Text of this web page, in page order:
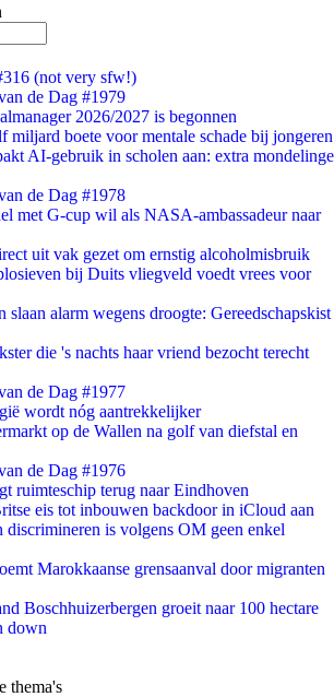
(not very sfw!)
de Dag #1979
2026/2027 is begonnen
miljard boete voor mentale schade bij jongeren
AI-gebruik in scholen aan: extra mondelinge
de Dag #1978
met G-cup wil als NASA-ambassadeur naar
uit vak gezet om ernstig alcoholmisbruik
bij Duits vliegveld voedt vrees voor
slaan alarm wegens droogte: Gereedschapskist
die 's nachts haar vriend bezocht terecht
de Dag #1977
wordt nóg aantrekkelijker
op de Wallen na golf van diefstal en
de Dag #1976
ruimteschip terug naar Eindhoven
eis tot inbouwen backdoor in iCloud aan
discrimineren is volgens OM geen enkel
Marokkaanse grensaanval door migranten
Boschhuizerbergen groeit naar 100 hectare
down
thema's